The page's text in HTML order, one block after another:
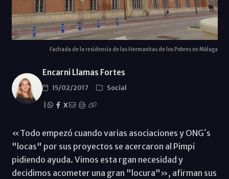
Fachada de la residencia de las Hermanitas de los Pobres en Málaga
Encarni Llamas Fortes
15/02/2017
Social
X
«Todo empezó cuando varias asociaciones y ONG´s
"locas" por sus proyectos se acercaron al Pimpi
pidiendo ayuda. Vimos esta rgan necesidad y
decidimos acometer una gran "locura"», afirman sus